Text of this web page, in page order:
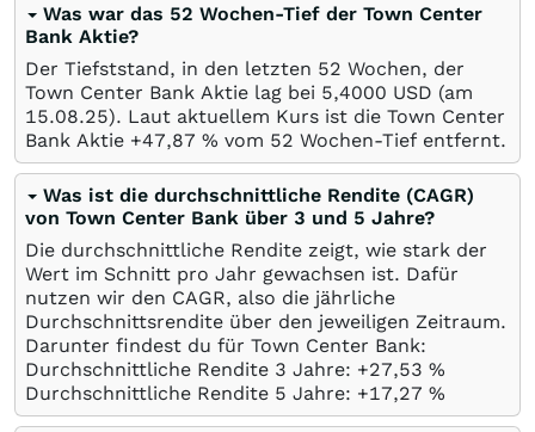
Was war das 52 Wochen-Tief der Town Center
Bank Aktie?
Der Tiefststand, in den letzten 52 Wochen, der
Town Center Bank Aktie lag bei 5,4000 USD (am
15.08.25). Laut aktuellem Kurs ist die Town Center
Bank Aktie +47,87 % vom 52 Wochen-Tief entfernt.
Was ist die durchschnittliche Rendite (CAGR)
von Town Center Bank über 3 und 5 Jahre?
Die durchschnittliche Rendite zeigt, wie stark der
Wert im Schnitt pro Jahr gewachsen ist. Dafür
nutzen wir den CAGR, also die jährliche
Durchschnittsrendite über den jeweiligen Zeitraum.
Darunter findest du für Town Center Bank:
Durchschnittliche Rendite 3 Jahre: +27,53 %
Durchschnittliche Rendite 5 Jahre: +17,27 %